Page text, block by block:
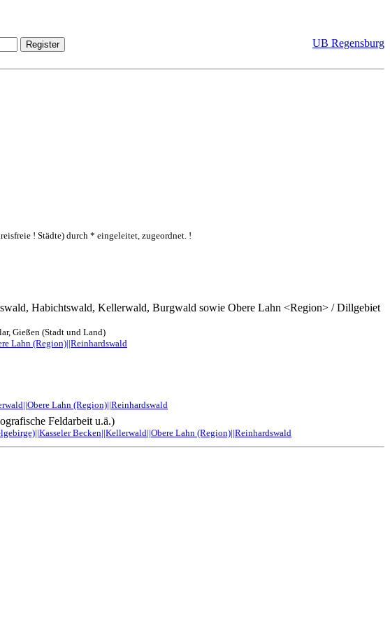
UB Regensburg
! Städte) durch * eingeleitet, zugeordnet. !
Habichtswald, Kellerwald, Burgwald sowie Obere Lahn <Region> / Dillgebiet
Gießen (Stadt und Land)
Lahn (Region)||Reinhardswald
Lahn (Region)||Reinhardswald
Feldarbeit u.ä.)
Becken||Kellerwald||Obere Lahn (Region)||Reinhardswald